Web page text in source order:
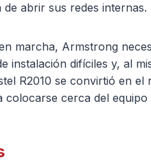
abrir sus redes internas.
marcha, Armstrong
instalación difíciles y, al
R2010 se convirtió en
colocarse cerca del